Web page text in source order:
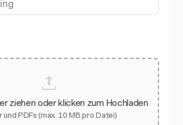
ziehen oder klicken zum Hochladen
und PDFs (max. 10 MB pro Datei)